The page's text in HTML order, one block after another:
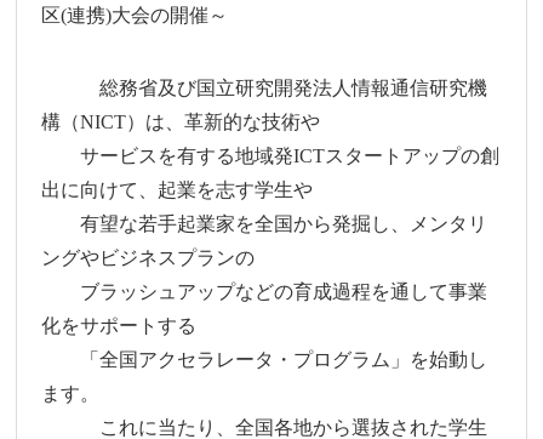
区(連携)大会の開催～
総務省及び国立研究開発法人情報通信研究機
構（NICT）は、革新的な技術や
サービスを有する地域発ICTスタートアップの創
出に向けて、起業を志す学生や
有望な若手起業家を全国から発掘し、メンタリ
ングやビジネスプランの
ブラッシュアップなどの育成過程を通して事業
化をサポートする
「全国アクセラレータ・プログラム」を始動し
ます。
これに当たり、全国各地から選抜された学生